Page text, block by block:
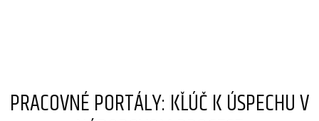
PRACOVNÉ PORTÁLY: KĽÚČ K ÚSPECHU V